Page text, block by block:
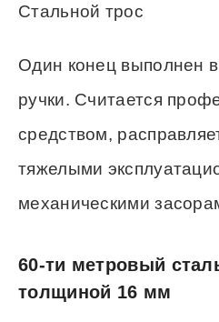
Стальной трос
Один конец выполнен в
ручки. Считается
средством,
тяжелыми
механическими
60-ти метровый
толщиной 16 мм